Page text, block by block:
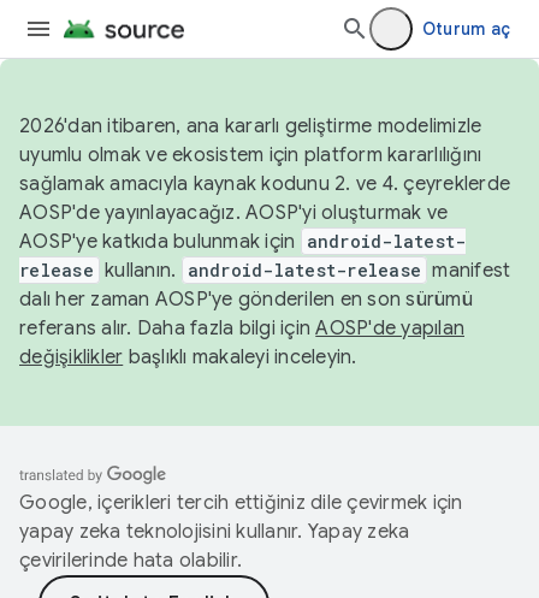
Oturum aç
2026'dan itibaren, ana kararlı geliştirme modelimizle
uyumlu olmak ve ekosistem için platform kararlılığını
sağlamak amacıyla kaynak kodunu 2. ve 4. çeyreklerde
AOSP'de yayınlayacağız. AOSP'yi oluşturmak ve
AOSP'ye katkıda bulunmak için
android-latest-
release kullanın. android-latest-release manifest
dalı her zaman AOSP'ye gönderilen en son sürümü
referans alır. Daha fazla bilgi içinAOSP'de yapılan
değişiklikler başlıklı makaleyi inceleyin.
Google, içerikleri tercih ettiğiniz dile çevirmek için
yapay zeka teknolojisini kullanır. Yapay zeka
çevirilerinde hata olabilir.